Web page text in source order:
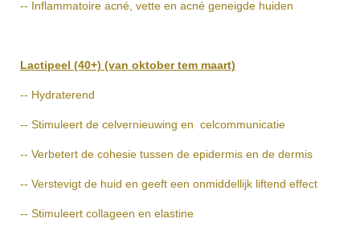
-- Inflammatoire acné, vette en acné geneigde huiden
Lactipeel (40+) (van oktober tem maart)
-- Hydraterend
-- Stimuleert de celvernieuwing en celcommunicatie
-- Verbetert de cohesie tussen de epidermis en de dermis
-- Verstevigt de huid en geeft een onmiddellijk liftend effect
-- Stimuleert collageen en elastine